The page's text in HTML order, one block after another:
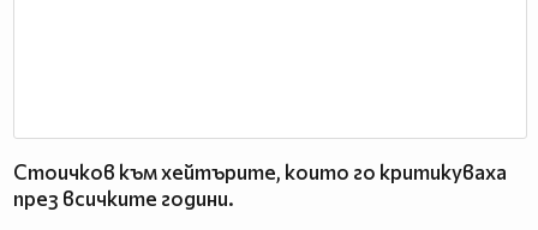
Стоичков към хейтърите, които го критикуваха
през всичките години.